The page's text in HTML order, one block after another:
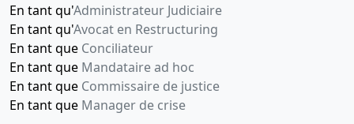
En tant qu'Administrateur Judiciaire
En tant qu'Avocat en Restructuring
En tant que Conciliateur
En tant que Mandataire ad hoc
En tant que Commissaire de justice
En tant que Manager de crise